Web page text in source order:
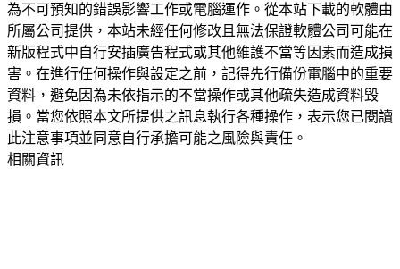
為不可預知的錯誤影響工作或電腦運作。從本站下載的軟體由
所屬公司提供，本站未經任何修改且無法保證軟體公司可能在
新版程式中自行安插廣告程式或其他維護不當等因素而造成損
害。在進行任何操作與設定之前，記得先行備份電腦中的重要
資料，避免因為未依指示的不當操作或其他疏失造成資料毀
損。當您依照本文所提供之訊息執行各種操作，表示您已閱讀
此注意事項並同意自行承擔可能之風險與責任。
相關資訊